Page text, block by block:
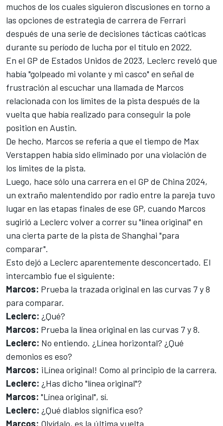
muchos de los cuales siguieron discusiones en torno a
las opciones de estrategia de carrera de Ferrari
después de una serie de decisiones tácticas caóticas
durante su período de lucha por el título en 2022.
En el GP de Estados Unidos de 2023, Leclerc reveló que
había "golpeado mi volante y mi casco" en señal de
frustración al escuchar una llamada de Marcos
relacionada con los límites de la pista después de la
vuelta que había realizado para conseguir la pole
position en Austin.
De hecho, Marcos se refería a que el tiempo de Max
Verstappen había sido eliminado por una violación de
los límites de la pista.
Luego, hace sólo una carrera en el GP de China 2024,
un extraño malentendido por radio entre la pareja tuvo
lugar en las etapas finales de ese GP, cuando Marcos
sugirió a Leclerc volver a correr su "línea original" en
una cierta parte de la pista de Shanghai "para
comparar".
Esto dejó a Leclerc aparentemente desconcertado. El
intercambio fue el siguiente:
Marcos: Prueba la trazada original en las curvas 7 y 8
para comparar.
Leclerc: ¿Qué?
Marcos: Prueba la línea original en las curvas 7 y 8.
Leclerc: No entiendo. ¿Línea horizontal? ¿Qué
demonios es eso?
Marcos: ¡Línea original! Como al principio de la carrera.
Leclerc: ¿Has dicho "línea original"?
Marcos: "Línea original", sí.
Leclerc: ¿Qué diablos significa eso?
Marcos: Olvídalo, es la última vuelta.